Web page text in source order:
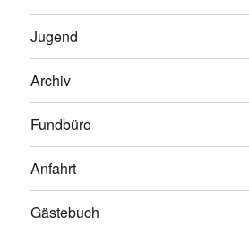
Jugend
Archiv
Fundbüro
Anfahrt
Gästebuch